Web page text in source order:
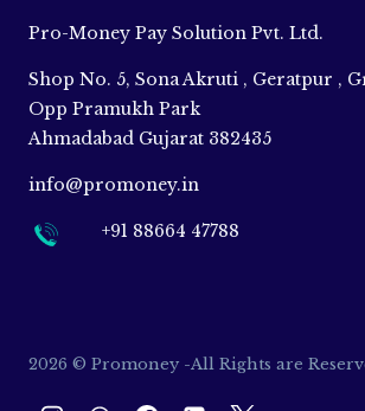
Pro-Money Pay Solution Pvt. Ltd.
Shop No. 5, Sona Akruti , Geratpur ,
Opp Pramukh Park
Ahmadabad Gujarat 382435
info@promoney.in
+91 88664 47788
2026 © Promoney -All Rights are